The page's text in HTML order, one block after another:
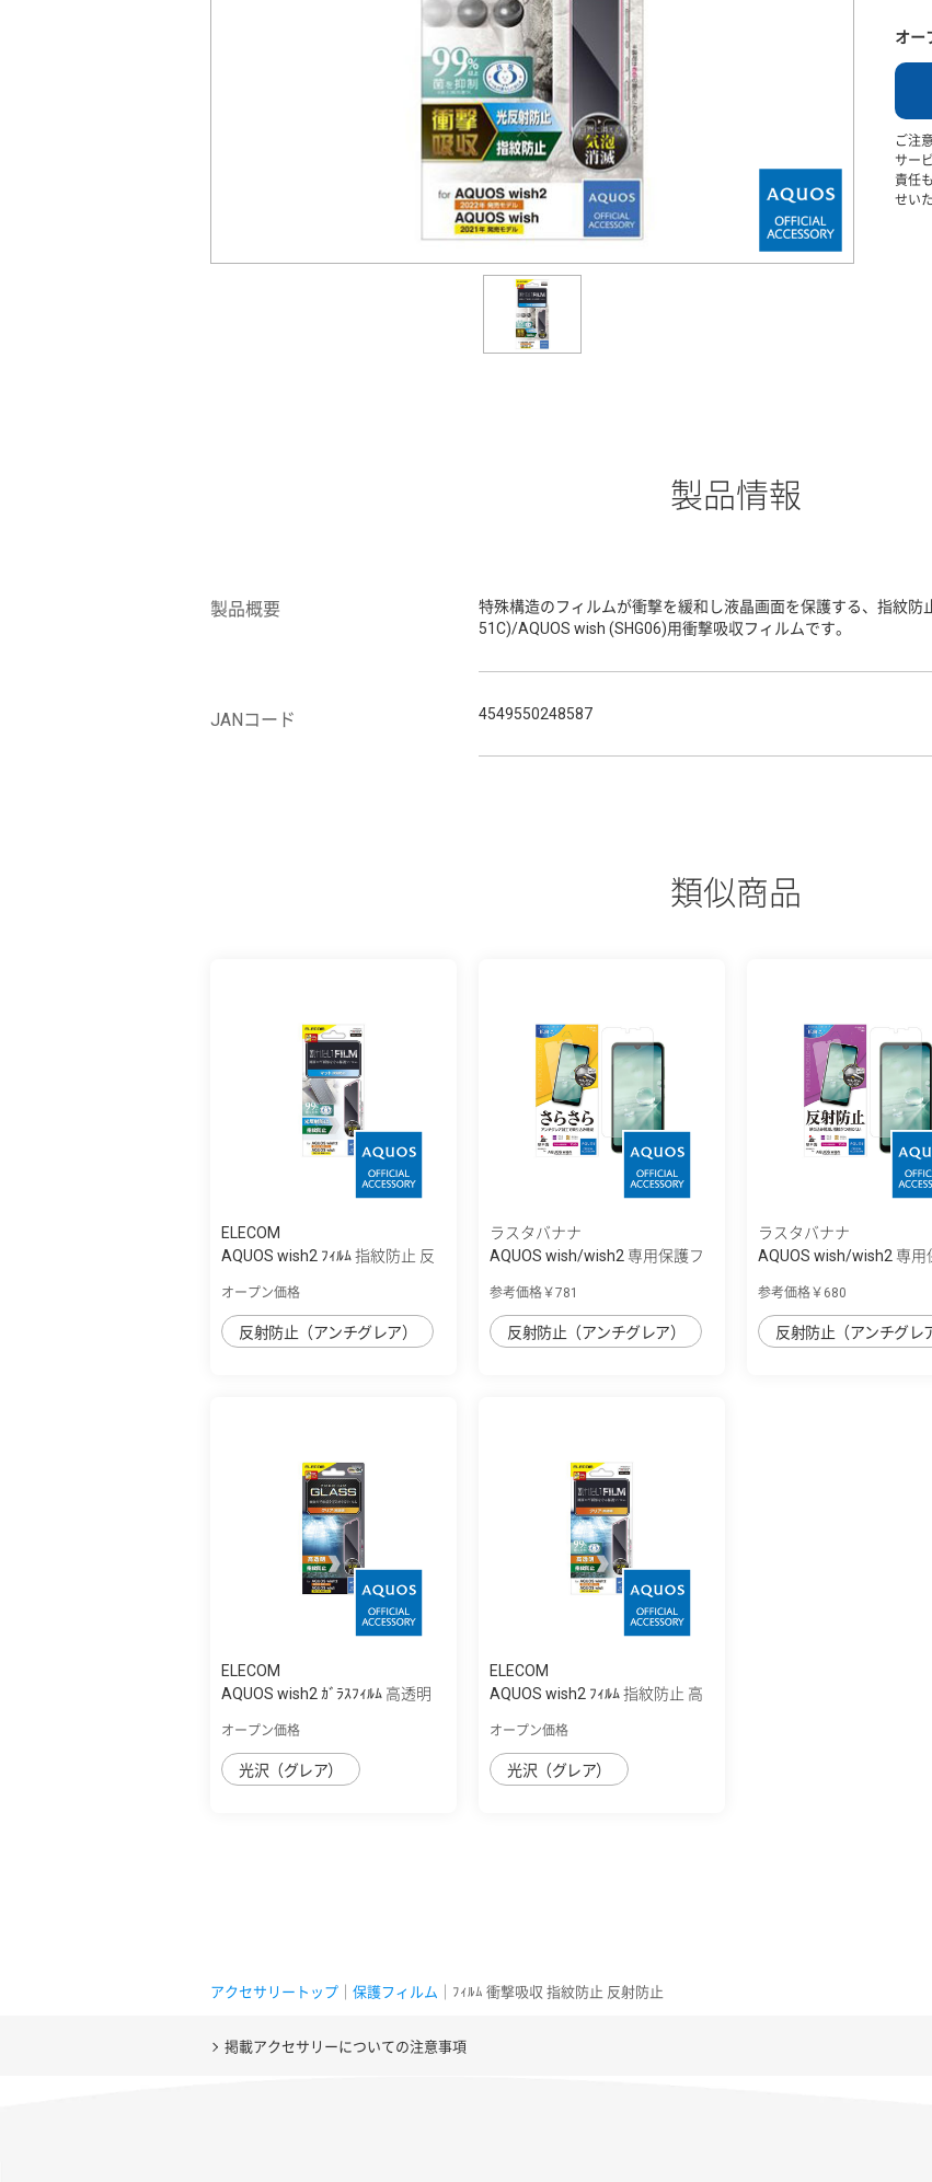
オー
ご注
サー
責任
せい
製品情報
製品概要
特殊構造のフィルムが衝撃を緩和し液晶画面を保護する、指紋防
51C)/AQUOS wish (SHG06)用衝撃吸収フィルムです。
JANコード 4549550248587
類似商品
ELECOM
AQUOS wish2 ﾌｨﾙﾑ 指紋防止 反
オープン価格
反射防止（アンチグレア）
ラスタバナナ
AQUOS wish/wish2 専用保護フ
参考価格￥781
反射防止（アンチグレア）
ラスタバナナ
AQUOS wish/wish2 専用
参考価格￥680
反射防止（アンチグレ
ELECOM
AQUOS wish2 ｶﾞﾗｽﾌｨﾙﾑ 高透明
オープン価格
光沢（グレア）
ELECOM
AQUOS wish2 ﾌｨﾙﾑ 指紋防止 高
オープン価格
光沢（グレア）
アクセサリートップ 保護フィルム ｜ﾌｨﾙﾑ 衝撃吸収 指紋防止 反射防止
掲載アクセサリーについての注意事項